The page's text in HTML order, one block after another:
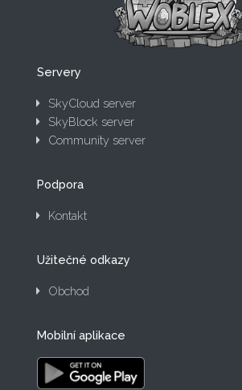
Servery
SkyCloud server
SkyBlock server
Community server
Podpora
Kontakt
Užitečné odkazy
Obchod
Mobilní aplikace